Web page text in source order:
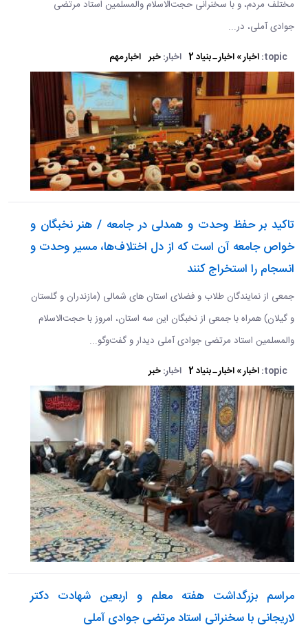
مختلف مردم، و با سخنرانی حجت‌الاسلام والمسلمین استاد مرتضی
جوادی آملی، در...
topic: اخبار » اخبار ـ بنیاد 2 اخبار:خبر اخبار مهم
تاکید بر حفظ وحدت و همدلی در جامعه / هنر نخبگان و
خواص جامعه آن است که از دل اختلاف‌ها، مسیر وحدت و
انسجام را استخراج کنند
جمعی از نمایندگان طلاب و فضلای استان های شمالی (مازندران و گلستان
و گیلان) همراه با جمعی از نخبگان این سه استان، امروز با حجت‌الاسلام
والمسلمین استاد مرتضی جوادی آملی دیدار و گفت‌وگو...
topic: اخبار » اخبار ـ بنیاد 2 اخبار:خبر
مراسم بزرگداشت هفته معلم و اربعین شهادت دکتر
لاریجانی با سخنرانی استاد مرتضی جوادی آملی